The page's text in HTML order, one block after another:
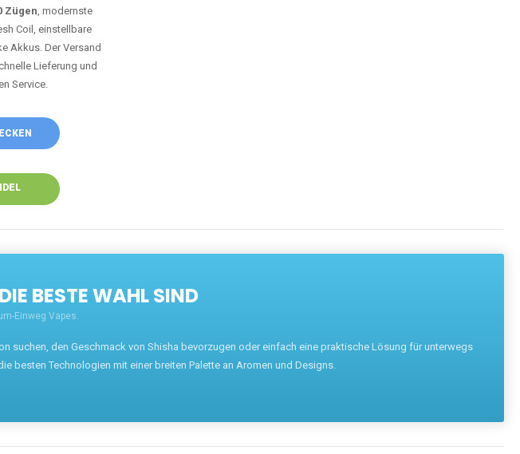
Zügen, modernste
Coil, einstellbare
Akkus. Der Versand
Lieferung und
Service.
BESTE WAHL SIND
Einweg Vapes.
suchen, den Geschmack von Shisha bevorzugen oder einfach eine praktische Lösung für unterwegs
besten Technologien mit einer breiten Palette an Aromen und Designs.